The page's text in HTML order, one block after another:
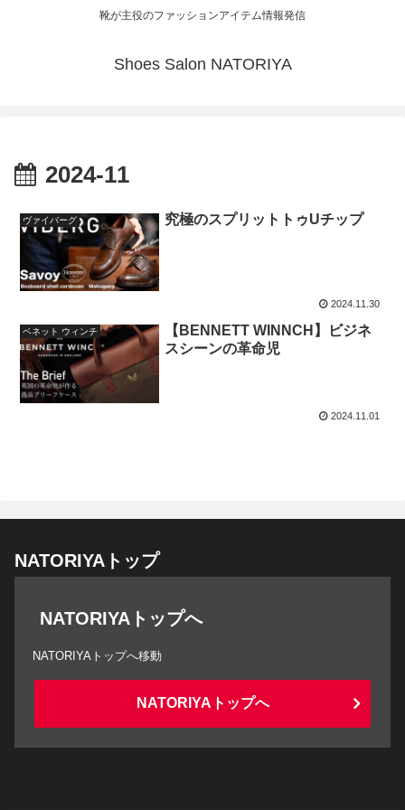
靴が主役のファッションアイテム情報発信
Shoes Salon NATORIYA
2024-11
ヴァイバーグ 究極のスプリットトゥUチップ
2024.11.30
ベネット ウィンチ
【BENNETT WINNCH】ビジネ
スシーンの革命児
2024.11.01
NATORIYAトップ
NATORIYAトップへ
NATORIYAトップへ移動
NATORIYAトップへ